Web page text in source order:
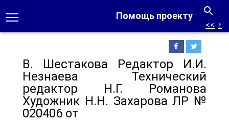
Помощь проекту
<< ↑
В. Шестакова Редактор И.И.
Незнаева Технический
редактор Н.Г. Романова
Художник Н.Н. Захарова ЛР №
020406 от